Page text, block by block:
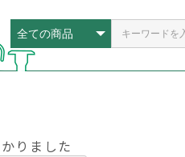
りました